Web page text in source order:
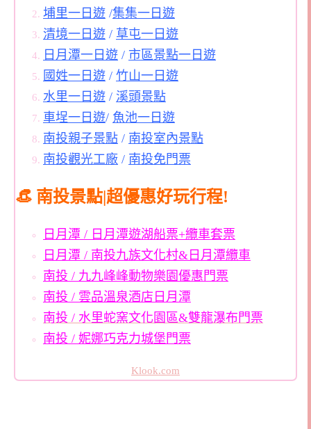
埔里一日遊 /集集一日遊
清境一日遊 / 草屯一日遊
日月潭一日遊 / 市區景點一日遊
國姓一日遊 / 竹山一日遊
水里一日遊 / 溪頭景點
車埕一日遊/ 魚池一日遊
南投親子景點 / 南投室內景點
南投觀光工廠 / 南投免門票
👒 南投景點|超優惠好玩行程!
日月潭 / 日月潭遊湖船票+纜車套票
日月潭 / 南投九族文化村&日月潭纜車
南投 / 九九峰峰動物樂園優惠門票
南投 / 雲品溫泉酒店日月潭
南投 / 水里蛇窯文化園區&雙龍瀑布門票
南投 / 妮娜巧克力城堡門票
Klook.com